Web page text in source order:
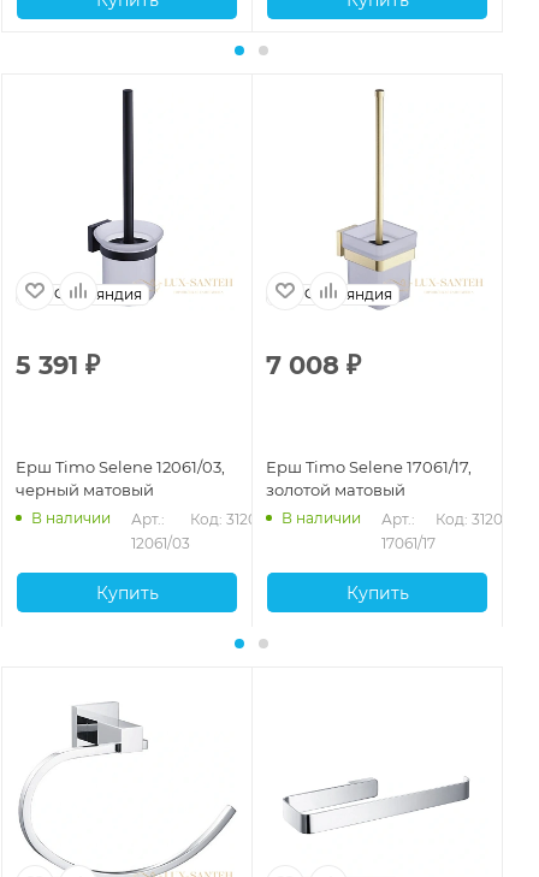
Финляндия
5 391 ₽
Ерш Timo Selene 12061/03,
черный матовый
В наличии
Арт.:
12061/03
Код: 31200
Купить
Финляндия
7 008 ₽
Ерш Timo Selene 17061/17,
золотой матовый
В наличии
Арт.:
17061/17
Код: 31202
Купить